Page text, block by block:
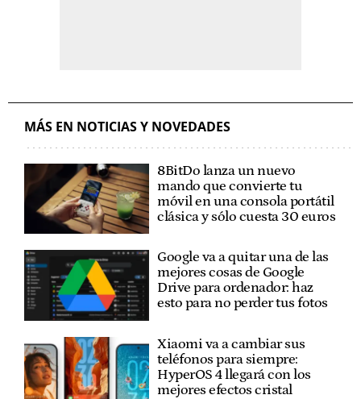
MÁS EN NOTICIAS Y NOVEDADES
8BitDo lanza un nuevo
mando que convierte tu
móvil en una consola portátil
clásica y sólo cuesta 30 euros
Google va a quitar una de las
mejores cosas de Google
Drive para ordenador: haz
esto para no perder tus fotos
Xiaomi va a cambiar sus
teléfonos para siempre:
HyperOS 4 llegará con los
mejores efectos cristal